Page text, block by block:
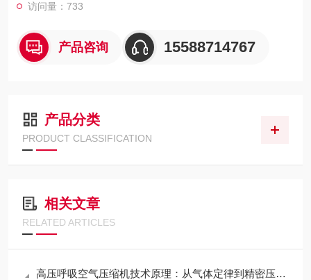
访问量：733
产品咨询 15588714767
产品分类
PRODUCT CLASSIFICATION
相关文章
RELATED ARTICLES
高压呼吸空气压缩机技术原理：从气体定律到精密压缩的跨越